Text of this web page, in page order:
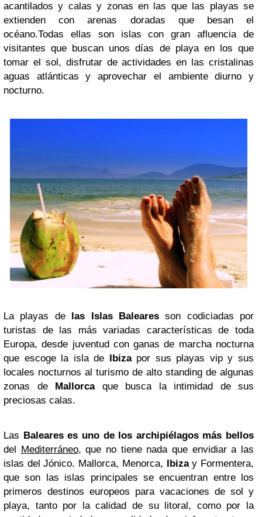
acantilados y calas y zonas en las que las playas se
extienden con arenas doradas que besan el
océano.Todas ellas son islas con gran afluencia de
visitantes que buscan unos días de playa en los que
tomar el sol, disfrutar de actividades en las cristalinas
aguas atlánticas y aprovechar el ambiente diurno y
nocturno.
La playas delas Islas Balearesson codiciadas por
turistas de las más variadas características de toda
Europa, desde juventud con ganas de marcha nocturna
que escoge la isla de Ibizapor sus playas vip y sus
locales nocturnos al turismo de alto standing de algunas
zonas de Mallorcaque busca la intimidad de sus
preciosas calas.
Las Baleares es uno de los archipiélagos más bellos
del Mediterráneo, que no tiene nada que envidiar a las
islas del Jónico. Mallorca, Menorca, Ibizay Formentera,
que son las islas principales se encuentran entre los
primeros destinos europeos para vacaciones de sol y
playa, tanto por la calidad de su litoral, como por la